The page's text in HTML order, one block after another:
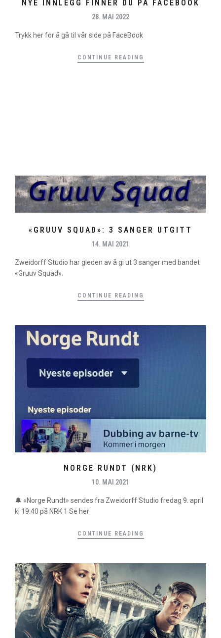
NYE INNLEGG FINNER DU PÅ FACEBOOK
28. MAI 2022
Trykk her for å gå til vår side på FaceBook
CONTINUE READING
«GRUUV SQUAD»: 3 SANGER UTGITT
14. MAI 2021
Zweidorff Studio har gleden av å gi ut 3 sanger med bandet
«Gruuv Squad».
CONTINUE READING
NORGE RUNDT (NRK)
10. MAI 2021
🔔 «Norge Rundt» sendes fra Zweidorff Studio fredag 9. april
kl 19:40 på NRK 1 Se her
CONTINUE READING